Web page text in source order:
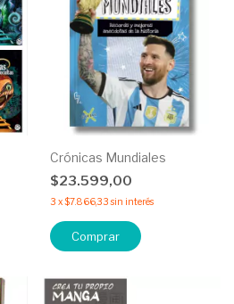
Crónicas Mundiales
$23.599,00
3 x$7.866,33 sin interés